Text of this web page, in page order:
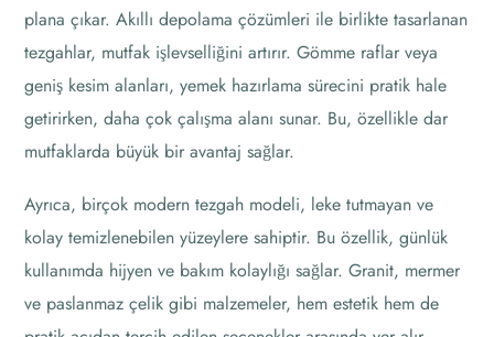
plana çıkar. Akıllı depolama çözümleri ile birlikte tasarlanan
tezgahlar, mutfak işlevselliğini artırır. Gömme raflar veya
geniş kesim alanları, yemek hazırlama sürecini pratik hale
getirirken, daha çok çalışma alanı sunar. Bu, özellikle dar
mutfaklarda büyük bir avantaj sağlar.
Ayrıca, birçok modern tezgah modeli, leke tutmayan ve
kolay temizlenebilen yüzeylere sahiptir. Bu özellik, günlük
kullanımda hijyen ve bakım kolaylığı sağlar. Granit, mermer
ve paslanmaz çelik gibi malzemeler, hem estetik hem de